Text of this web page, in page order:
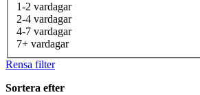
1-2 vardagar
2-4 vardagar
4-7 vardagar
7+ vardagar
Rensa filter
Sortera efter